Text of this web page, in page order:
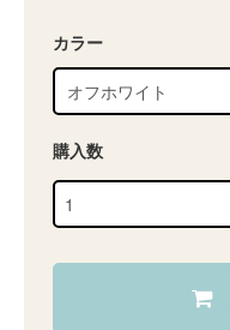
カラー
購入数